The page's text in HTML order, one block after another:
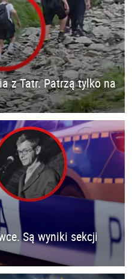
z Tatr. Patrzą tylko na
Są wyniki sekcji